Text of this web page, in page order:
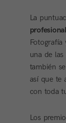
La
profesional
una de
también
así que te
con toda
Los